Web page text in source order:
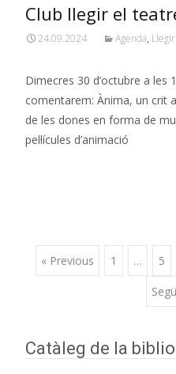
Club llegir el
24.09.2024 Agenda,
Dimecres 30 d’octubre a les
comentarem: Ànima, un crit
de les dones en forma de
pel·lícules d’animació
« Previous 1 … 5
Catàleg de la